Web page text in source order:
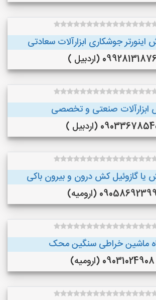
جوشکاری ابزارآلات سعادتی
09928131876 (اردبیل )
ابزارآلات صنعتی و تخصصی
(اردبیل )
گازوئیل کش درون و بیرون باکی
(ارومیه)
ماشین خراطی سنگین محک
09031024908 (ارومیه)